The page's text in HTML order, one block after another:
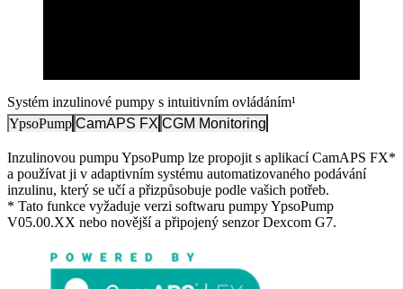
Systém inzulinové pumpy s intuitivním ovládáním¹
YpsoPump CamAPS FX CGM Monitoring
Inzulinovou pumpu YpsoPump lze propojit s aplikací CamAPS FX*
a používat ji v adaptivním systému automatizovaného podávání
inzulinu, který se učí a přizpůsobuje podle vašich potřeb.
* Tato funkce vyžaduje verzi softwaru pumpy YpsoPump
V05.00.XX nebo novější a připojený senzor Dexcom G7.